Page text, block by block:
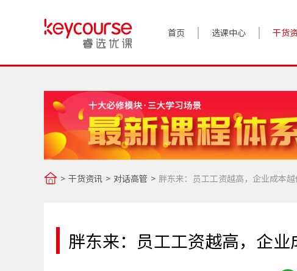
首页 选课中心 干货
政策
答疑
睿选
干货资讯 对话高管 胖东来：员工工资越高，企业成本越
胖东来：员工工资越高，企业